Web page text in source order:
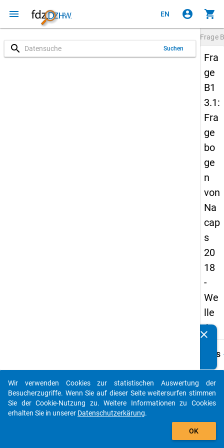
menu EN account_circle shopping_cart
search Suchen
Frage
Fra
ge
B1
3.1:
Fra
ge
bo
ge
n
von
Na
cap
s
20
18
-
We
lle
1
Details
B13.1
Wie
clear
auto_stories
add_shopping_cart
Wir verwenden Cookies zur statistischen Auswertung der
Besucherzugriffe. Wenn Sie auf dieser Seite weitersurfen stimmen
Sie der Cookie-Nutzung zu. Weitere Informationen zu Cookies
erhalten Sie in unserer Datenschutzerkärung.
OK